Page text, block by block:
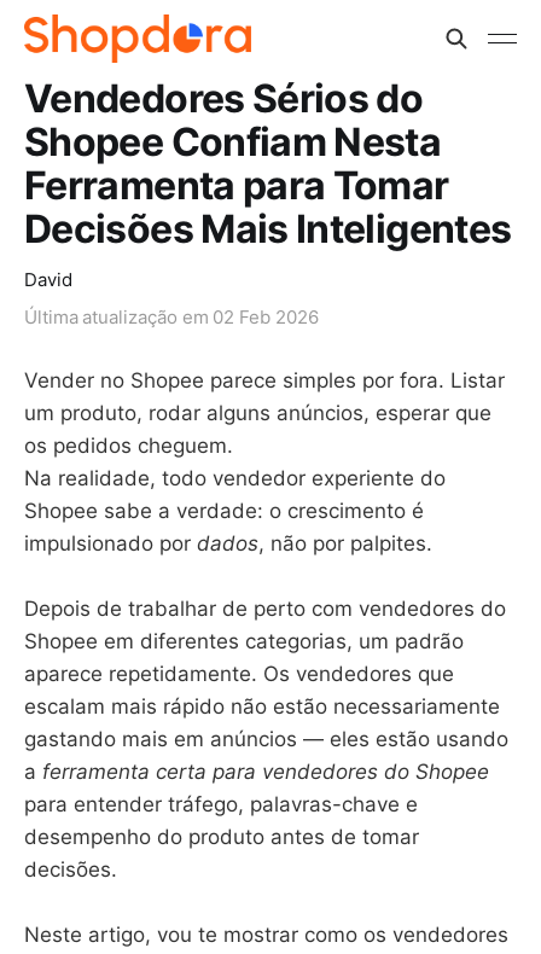
Vendedores Sérios do
Shopee Confiam Nesta
Ferramenta para Tomar
Decisões Mais Inteligentes
David
Última atualização em 02 Feb 2026
Vender no Shopee parece simples por fora. Listar
um produto, rodar alguns anúncios, esperar que
os pedidos cheguem.
Na realidade, todo vendedor experiente do
Shopee sabe a verdade: o crescimento é
impulsionado por dados, não por palpites.
Depois de trabalhar de perto com vendedores do
Shopee em diferentes categorias, um padrão
aparece repetidamente. Os vendedores que
escalam mais rápido não estão necessariamente
gastando mais em anúncios — eles estão usando
a ferramenta certa para vendedores do Shopee
para entender tráfego, palavras-chave e
desempenho do produto antes de tomar
decisões.
Neste artigo, vou te mostrar como os vendedores